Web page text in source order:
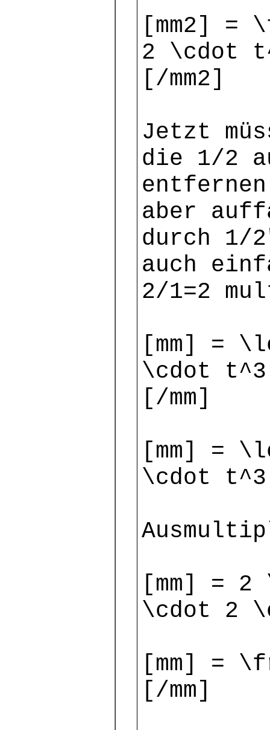
[mm2]
2 \cdot
[/mm2]
Jetzt
die 1/2
aber
durch 1/
auch
2/1=2
[mm] =
\cdot
[/mm]
[mm] =
\cdot
[mm] =
\cdot 2
[mm] =
[/mm]